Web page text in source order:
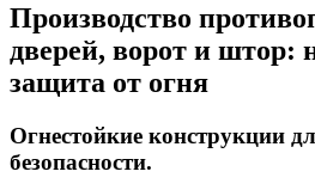
Производство
дверей, ворот и штор:
защита от огня
Огнестойкие конструкции
безопасности.